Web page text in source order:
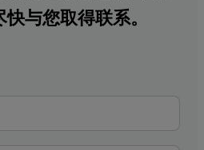
与您取得联系。